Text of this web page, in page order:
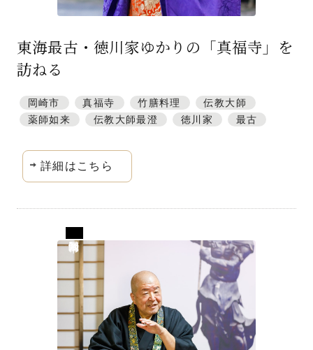
東海最古・徳川家ゆかりの「真福寺」を
訪ねる
岡崎市 真福寺 竹膳料理
伝教大師
薬師如来
伝教大師最澄 徳川家 最古
詳細はこちら